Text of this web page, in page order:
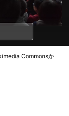
Commonsか